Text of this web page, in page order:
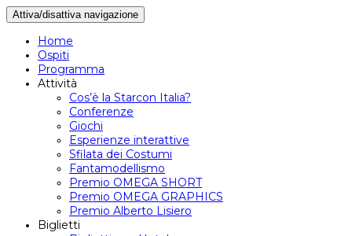
Attiva/disattiva navigazione
Home
Ospiti
Programma
Attività
Cos’è la Starcon Italia?
Conferenze
Giochi
Esperienze interattive
Sfilata dei Costumi
Fantamodellismo
Premio OMEGA SHORT
Premio OMEGA GRAPHICS
Premio Alberto Lisiero
Biglietti